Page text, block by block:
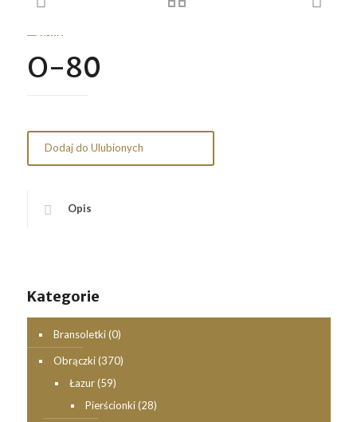
O-80
Dodaj do Ulubionych
Opis
Kategorie
Bransoletki (0)
Obrączki (370)
Łazur (59)
Pierścionki (28)